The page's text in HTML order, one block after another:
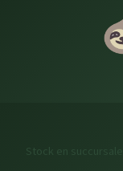
Stock en succursale